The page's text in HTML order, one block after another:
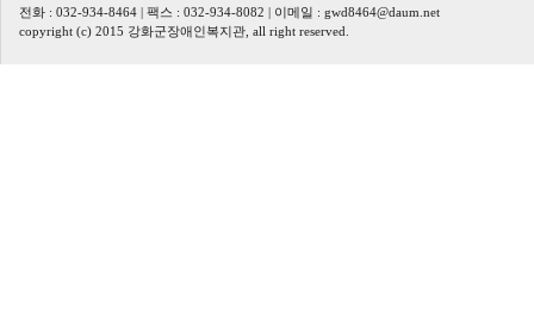
전화 : 032-934-8464 | 팩스 : 032-934-8082 | 이메일 : gwd8464@daum.net
copyright (c) 2015 강화군장애인복지관, all right reserved.